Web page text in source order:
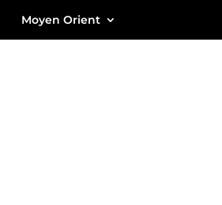
Moyen Orient